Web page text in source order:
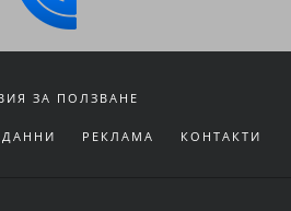
ЗА ПОЛЗВАНЕ
РЕКЛАМА КОНТАКТИ